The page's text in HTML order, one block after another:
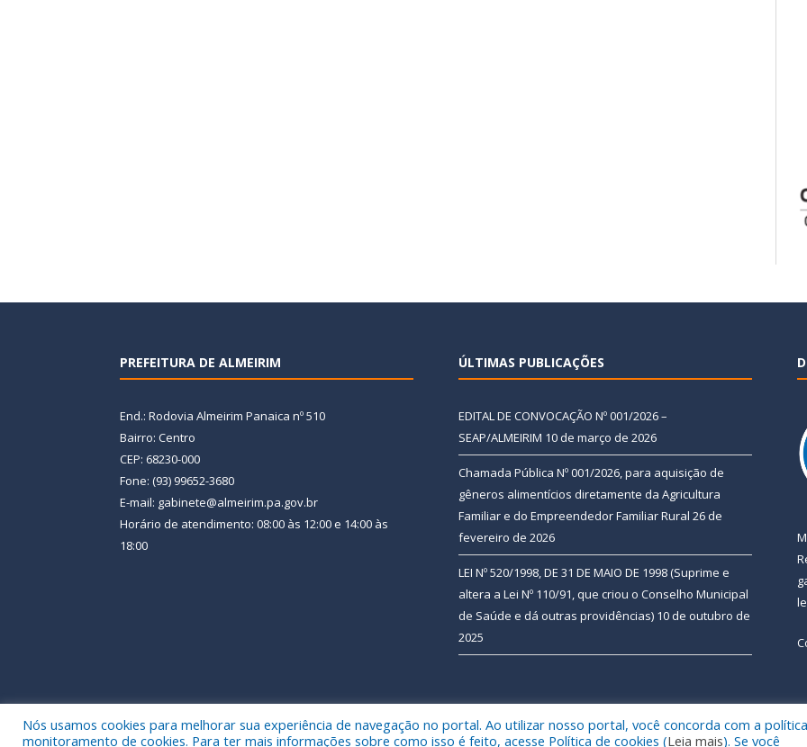
PREFEITURA DE ALMEIRIM
End.: Rodovia Almeirim Panaica nº 510
Bairro: Centro
CEP: 68230-000
Fone: (93) 99652-3680
E-mail: gabinete@almeirim.pa.gov.br
Horário de atendimento: 08:00 às 12:00 e 14:00 às
18:00
ÚLTIMAS PUBLICAÇÕES
EDITAL DE CONVOCAÇÃO Nº 001/2026 –
SEAP/ALMEIRIM 10 de março de 2026
Chamada Pública Nº 001/2026, para aquisição de
gêneros alimentícios diretamente da Agricultura
Familiar e do Empreendedor Familiar Rural 26 de
fevereiro de 2026
LEI Nº 520/1998, DE 31 DE MAIO DE 1998 (Suprime e
altera a Lei Nº 110/91, que criou o Conselho Municipal
de Saúde e dá outras providências) 10 de outubro de
2025
Todos os direitos reservados a Prefeitura Municipal de Almeirim. Mapa do Site
Nós usamos cookies para melhorar sua experiência de navegação no portal. Ao utilizar nosso portal, você concorda com a
monitoramento de cookies. Para ter mais informações sobre como isso é feito, acesse Política de cookies (Leia mais). Se você